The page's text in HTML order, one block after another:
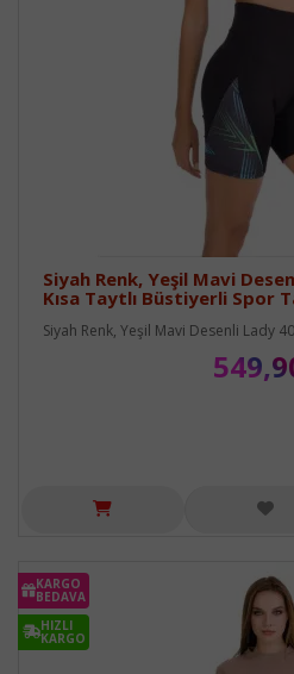
Siyah Renk, Yeşil Mavi
Kısa Taytlı Büstiyerli Spor
Siyah Renk, Yeşil Mavi Desenli Lady
KARGO
BEDAVA
HIZLI
KARGO